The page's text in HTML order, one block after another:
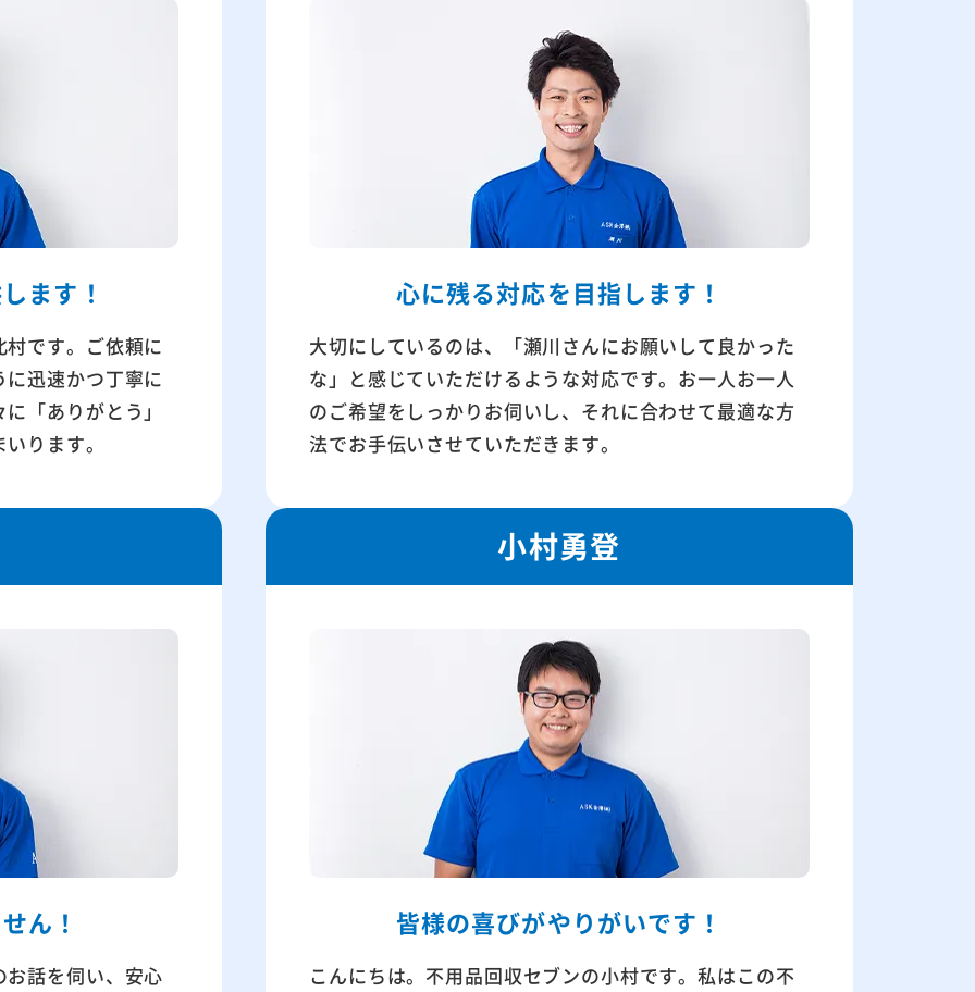
ます！
です。ご依頼に
迅速かつ丁寧に
「ありがとう」
ります。
心に残る対応を目指します！
大切にしているのは、「瀬川さんにお願いして良かった
な」と感じていただけるような対応です。お一人お一人
のご希望をしっかりお伺いし、それに合わせて最適な方
法でお手伝いさせていただきます。
ん！
話を伺い、安心
小村勇登
皆様の喜びがやりがいです！
こんにちは。不用品回収セブンの小村です。私はこの不